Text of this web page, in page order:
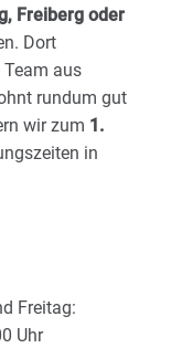
Freiberg oder
Dort
aus
rundum gut
wir zum 1.
in
Freitag:
Uhr